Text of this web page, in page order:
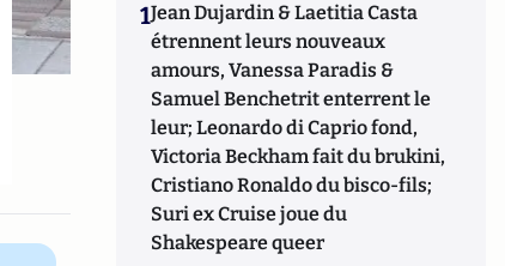
1Jean Dujardin & Laetitia Casta
étrennent leurs nouveaux
amours, Vanessa Paradis &
Samuel Benchetrit enterrent le
leur; Leonardo di Caprio fond,
Victoria Beckham fait du brukini,
Cristiano Ronaldo du bisco-fils;
Suri ex Cruise joue du
Shakespeare queer